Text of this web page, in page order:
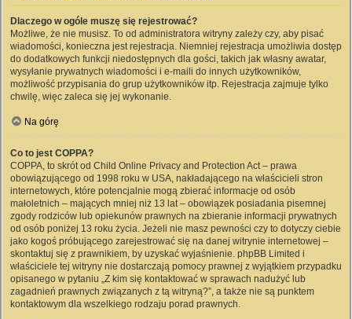
Dlaczego w ogóle muszę się rejestrować?
Możliwe, że nie musisz. To od administratora witryny zależy czy, aby pisać
wiadomości, konieczna jest rejestracja. Niemniej rejestracja umożliwia dostęp
do dodatkowych funkcji niedostępnych dla gości, takich jak własny awatar,
wysyłanie prywatnych wiadomości i e-maili do innych użytkowników,
możliwość przypisania do grup użytkowników itp. Rejestracja zajmuje tylko
chwilę, więc zaleca się jej wykonanie.
Na górę
Co to jest COPPA?
COPPA, to skrót od Child Online Privacy and Protection Act – prawa
obowiązującego od 1998 roku w USA, nakładającego na właścicieli stron
internetowych, które potencjalnie mogą zbierać informacje od osób
małoletnich – mających mniej niż 13 lat – obowiązek posiadania pisemnej
zgody rodziców lub opiekunów prawnych na zbieranie informacji prywatnych
od osób poniżej 13 roku życia. Jeżeli nie masz pewności czy to dotyczy ciebie
jako kogoś próbującego zarejestrować się na danej witrynie internetowej –
skontaktuj się z prawnikiem, by uzyskać wyjaśnienie. phpBB Limited i
właściciele tej witryny nie dostarczają pomocy prawnej z wyjątkiem przypadku
opisanego w pytaniu „Z kim się kontaktować w sprawach nadużyć lub
zagadnień prawnych związanych z tą witryną?”, a także nie są punktem
kontaktowym dla wszelkiego rodzaju porad prawnych.